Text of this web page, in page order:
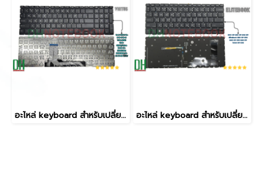
อะไหล่ keyboard สำหรับเปลี่ยน รุ่น Victus 16-D 16T-D 16-R 16-E 16-S TPN-Q263 TPN-Q264,Victus 15-FB 15-FB0015NR FB1013DX,15-FA 15-FB ไม่มีไฟ อะไหล่ keyboard สำหรับเปลี่ยน รุ่น EliteBook 840 G9 830 G9 845 G9 EliteBook 830 G9 G10 840 G9 G10 845 G9 1040 G9 G10 มีไฟ